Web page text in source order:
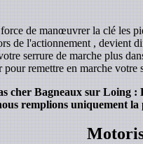
de manœuvrer la clé les
de l'actionnement , devient
serrure de marche plus
pour remettre en marche
cher Bagneaux sur Loing :
remplions uniquement la